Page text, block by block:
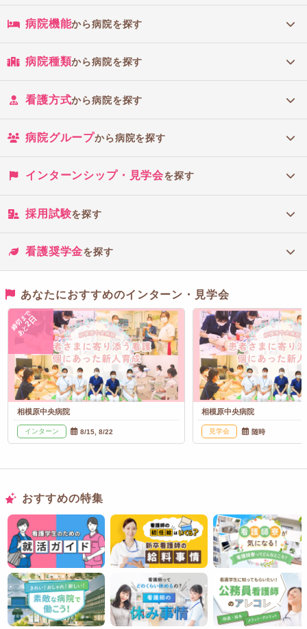
病院機能から病院を探す
病院種類から病院を探す
看護方式から病院を探す
病院グループから病院を探す
インターンシップ・見学会を探す
採用試験を探す
看護奨学金を探す
あなたにおすすめのインターン・見学会
締切まで
あと
2日
相模原中央病院
インターン 8/15, 8/22
相模原中央病院
見学会 随時
おすすめの特集